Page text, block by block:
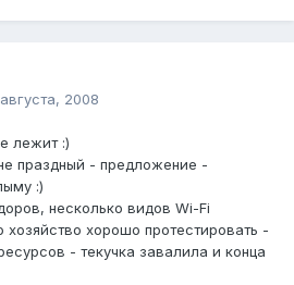
2008
лежит :)
праздный - предложение -
:)
несколько видов Wi-Fi
хозяйство хорошо протестировать -
- текучка завалила и конца